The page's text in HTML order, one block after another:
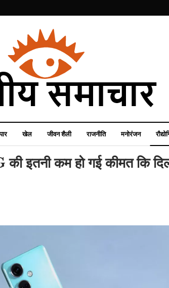
खेल जीवन शैली राजनीति मनोरंजन
कम हो गई कीमत कि